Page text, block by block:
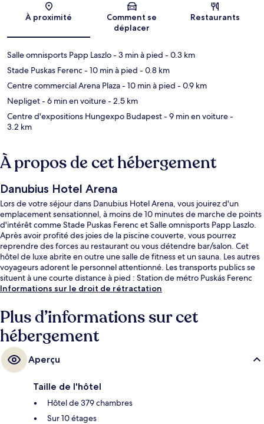
Carte
À proximité
Comment se
déplacer
Restaurants
Salle omnisports Papp Laszlo- 3 min à pied - 0.3 km
Stade Puskas Ferenc- 10 min à pied - 0.8 km
Centre commercial Arena Plaza- 10 min à pied - 0.9 km
Nepliget- 6 min en voiture- 2.5 km
Centre d'expositions Hungexpo Budapest- 9 min en voiture-
3.2 km
À propos de cet hébergement
Danubius Hotel Arena
Lors de votre séjour dans Danubius Hotel Arena, vous jouirez d'un
emplacement sensationnel, à moins de 10 minutes de marche de points
d'intérêt comme Stade Puskas Ferenc et Salle omnisports Papp Laszlo.
Après avoir profité des joies de la piscine couverte, vous pourrez
reprendre des forces au restaurant ou vous détendre bar/salon. Cet
hôtel de luxe abrite en outre une salle de fitness et un sauna. Les autres
voyageurs adorent le personnel attentionné. Les transports publics se
situent à une courte distance à pied : Station de métro Puskás Ferenc
Stadium est à 4 min et Station de tram Egressy út / Hungária körút, à 11
Informations sur le droit de rétractation
Plus d’informations sur cet
hébergement
Aperçu
Taille de l'hôtel
Hôtel de 379 chambres
Sur 10 étages